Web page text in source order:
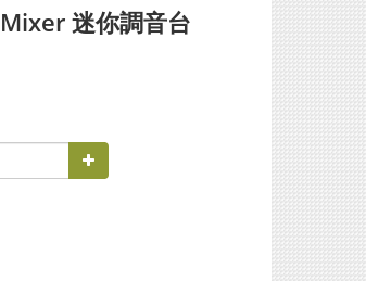
迷你調音台